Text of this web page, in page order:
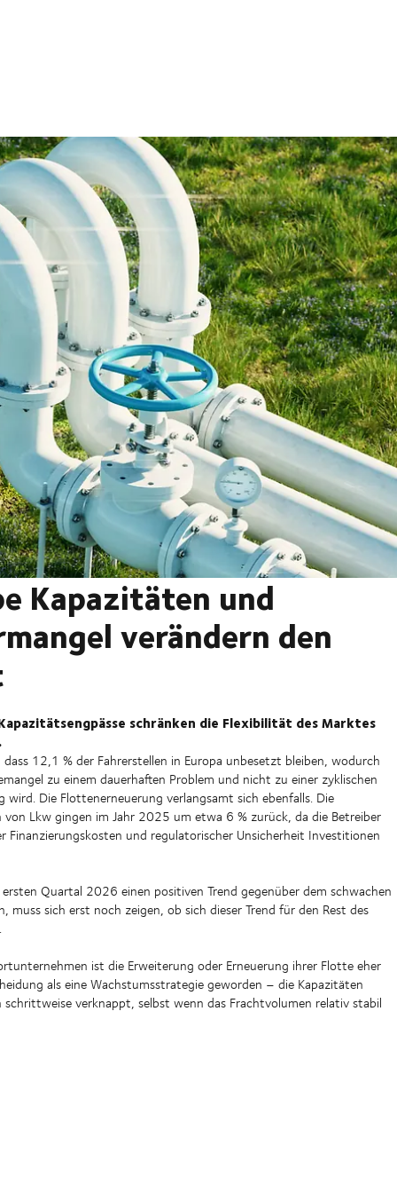
Kapazitäten und
verändern den
schränken die Flexibilität des Marktes
12,1 % der Fahrerstellen in Europa unbesetzt bleiben, wodurch
zu einem dauerhaften Problem und nicht zu einer zyklischen
wird. Die Flottenerneuerung verlangsamt sich ebenfalls. Die
von Lkw gingen im Jahr 2025 um etwa 6 % zurück, da die Betreiber
Finanzierungskosten und regulatorischer Unsicherheit Investitionen
Quartal 2026 einen positiven Trend gegenüber dem schwachen
muss sich erst noch zeigen, ob sich dieser Trend für den Rest des
ist die Erweiterung oder Erneuerung ihrer Flotte eher
als eine Wachstumsstrategie geworden – die Kapazitäten
verknappt, selbst wenn das Frachtvolumen relativ stabil